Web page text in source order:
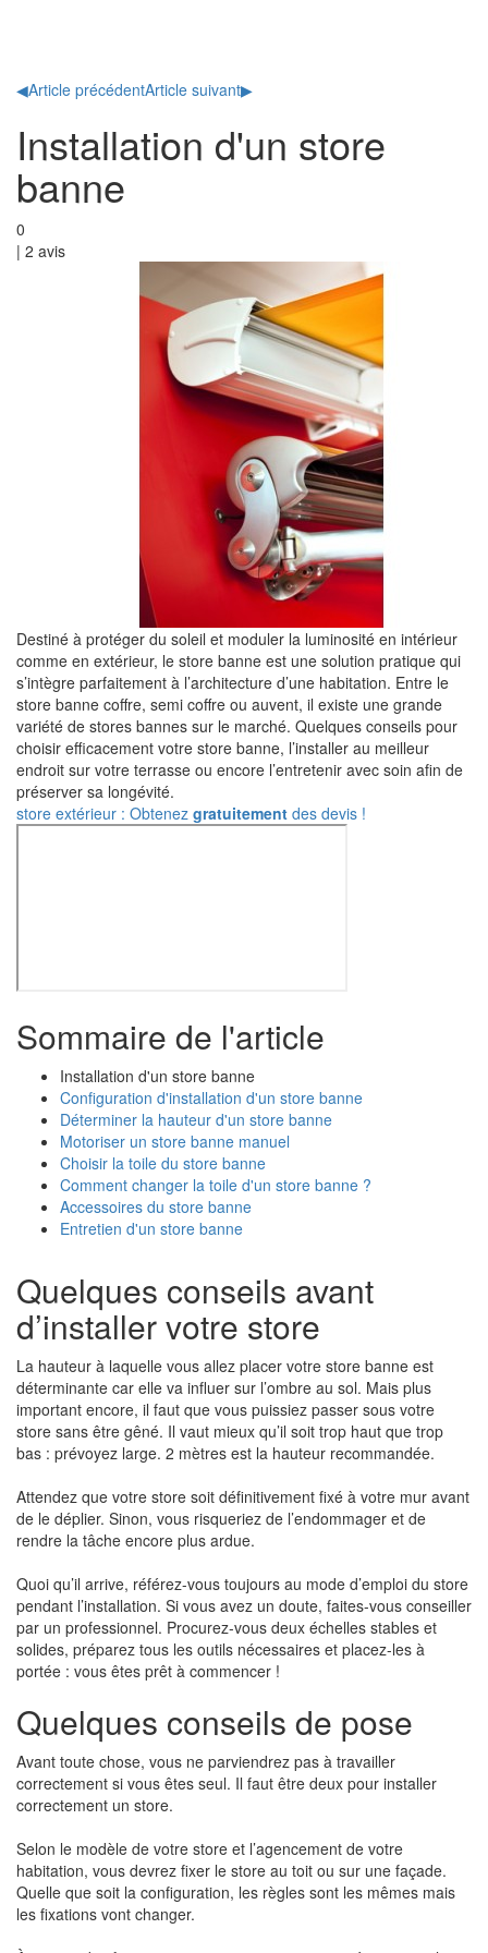
◀Article précédentArticle suivant▶
Installation d'un store
banne
0
| 2 avis
Destiné à protéger du soleil et moduler la luminosité en intérieur
comme en extérieur, le store banne est une solution pratique qui
s’intègre parfaitement à l’architecture d’une habitation. Entre le
store banne coffre, semi coffre ou auvent, il existe une grande
variété de stores bannes sur le marché. Quelques conseils pour
choisir efficacement votre store banne, l’installer au meilleur
endroit sur votre terrasse ou encore l’entretenir avec soin afin de
préserver sa longévité.
store extérieur : Obtenez gratuitement des devis !
Sommaire de l'article
Installation d'un store banne
Configuration d'installation d'un store banne
Déterminer la hauteur d'un store banne
Motoriser un store banne manuel
Choisir la toile du store banne
Comment changer la toile d'un store banne ?
Accessoires du store banne
Entretien d'un store banne
Quelques conseils avant
d’installer votre store
La hauteur à laquelle vous allez placer votre store banne est
déterminante car elle va influer sur l’ombre au sol. Mais plus
important encore, il faut que vous puissiez passer sous votre
store sans être gêné. Il vaut mieux qu’il soit trop haut que trop
bas : prévoyez large. 2 mètres est la hauteur recommandée.
Attendez que votre store soit définitivement fixé à votre mur avant
de le déplier. Sinon, vous risqueriez de l’endommager et de
rendre la tâche encore plus ardue.
Quoi qu’il arrive, référez-vous toujours au mode d’emploi du store
pendant l’installation. Si vous avez un doute, faites-vous conseiller
par un professionnel. Procurez-vous deux échelles stables et
solides, préparez tous les outils nécessaires et placez-les à
portée : vous êtes prêt à commencer !
Quelques conseils de pose
Avant toute chose, vous ne parviendrez pas à travailler
correctement si vous êtes seul. Il faut être deux pour installer
correctement un store.
Selon le modèle de votre store et l’agencement de votre
habitation, vous devrez fixer le store au toit ou sur une façade.
Quelle que soit la configuration, les règles sont les mêmes mais
les fixations vont changer.